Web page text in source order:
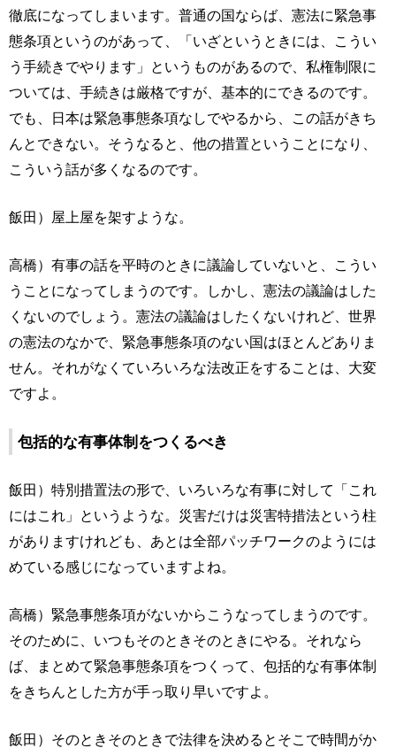
徹底になってしまいます。普通の国ならば、憲法に緊急事
態条項というのがあって、「いざというときには、こうい
う手続きでやります」というものがあるので、私権制限に
ついては、手続きは厳格ですが、基本的にできるのです。
でも、日本は緊急事態条項なしでやるから、この話がきち
んとできない。そうなると、他の措置ということになり、
こういう話が多くなるのです。
飯田）屋上屋を架すような。
高橋）有事の話を平時のときに議論していないと、こうい
うことになってしまうのです。しかし、憲法の議論はした
くないのでしょう。憲法の議論はしたくないけれど、世界
の憲法のなかで、緊急事態条項のない国はほとんどありま
せん。それがなくていろいろな法改正をすることは、大変
ですよ。
包括的な有事体制をつくるべき
飯田）特別措置法の形で、いろいろな有事に対して「これ
にはこれ」というような。災害だけは災害特措法という柱
がありますけれども、あとは全部パッチワークのようには
めている感じになっていますよね。
高橋）緊急事態条項がないからこうなってしまうのです。
そのために、いつもそのときそのときにやる。それなら
ば、まとめて緊急事態条項をつくって、包括的な有事体制
をきちんとした方が手っ取り早いですよ。
飯田）そのときそのときで法律を決めるとそこで時間がか